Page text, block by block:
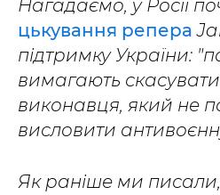
Нагадаємо, у Росії
цькування репера
підтримку України:
вимагають
виконавця, який не
висловити
Як раніше ми